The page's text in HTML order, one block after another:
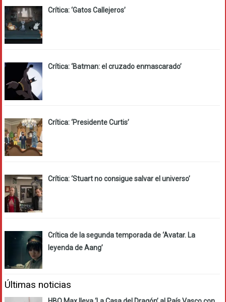
Crítica: ‘Gatos Callejeros’
Crítica: ‘Batman: el cruzado enmascarado’
Crítica: ‘Presidente Curtis’
Crítica: ‘Stuart no consigue salvar el universo’
Crítica de la segunda temporada de ‘Avatar. La
leyenda de Aang’
Últimas noticias